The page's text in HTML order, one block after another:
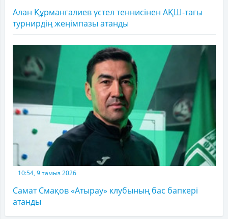
Алан Құрманғалиев үстел теннисінен АҚШ-тағы
турнирдің жеңімпазы атанды
10:54, 9 тамыз 2026
Самат Смақов «Атырау» клубының бас бапкері
атанды